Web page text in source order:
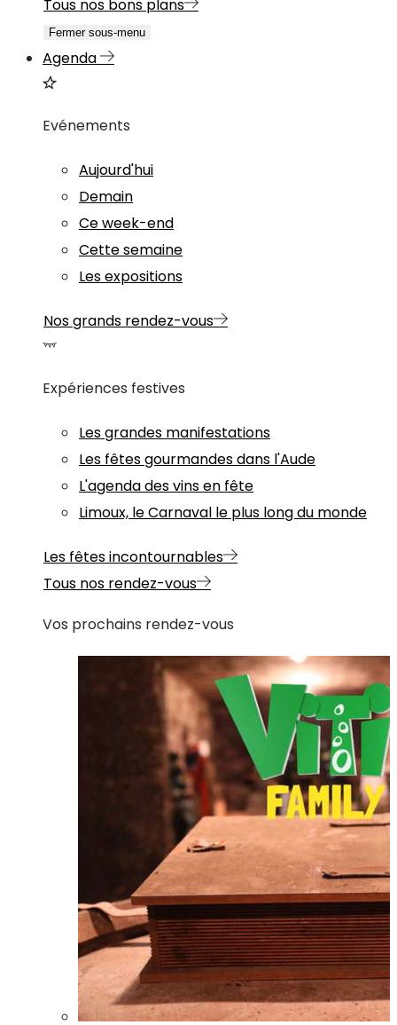
Tous nos bons plans
Fermer sous-menu
Agenda
Evénements
Aujourd'hui
Demain
Ce week-end
Cette semaine
Les expositions
Nos grands rendez-vous
Expériences festives
Les grandes manifestations
Les fêtes gourmandes dans l'Aude
L'agenda des vins en fête
Limoux, le Carnaval le plus long du monde
Les fêtes incontournables
Tous nos rendez-vous
Vos prochains rendez-vous